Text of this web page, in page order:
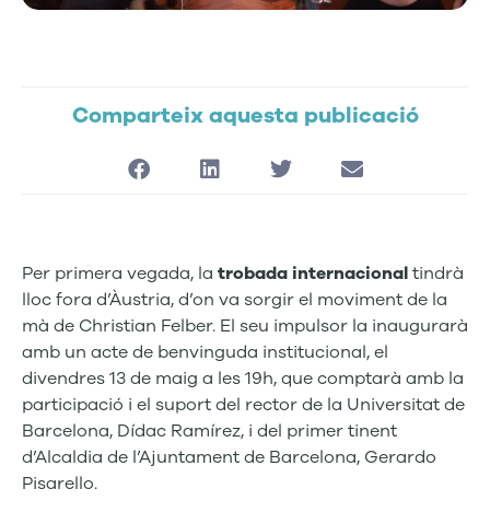
Comparteix aquesta publicació
Per primera vegada, la trobada internacionaltindrà
lloc fora d’Àustria, d’on va sorgir el moviment de la
mà de Christian Felber. El seu impulsor la inaugurarà
amb un acte de benvinguda institucional, el
divendres 13 de maig a les 19h, que comptarà amb la
participació i el suport del rector de la Universitat de
Barcelona, Dídac Ramírez, i del primer tinent
d’Alcaldia de l’Ajuntament de Barcelona, Gerardo
Pisarello.